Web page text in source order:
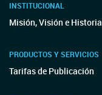
INSTITUCIONAL
Misión, Visión e Historia
PRODUCTOS Y SERVICIOS
Tarifas de Publicación